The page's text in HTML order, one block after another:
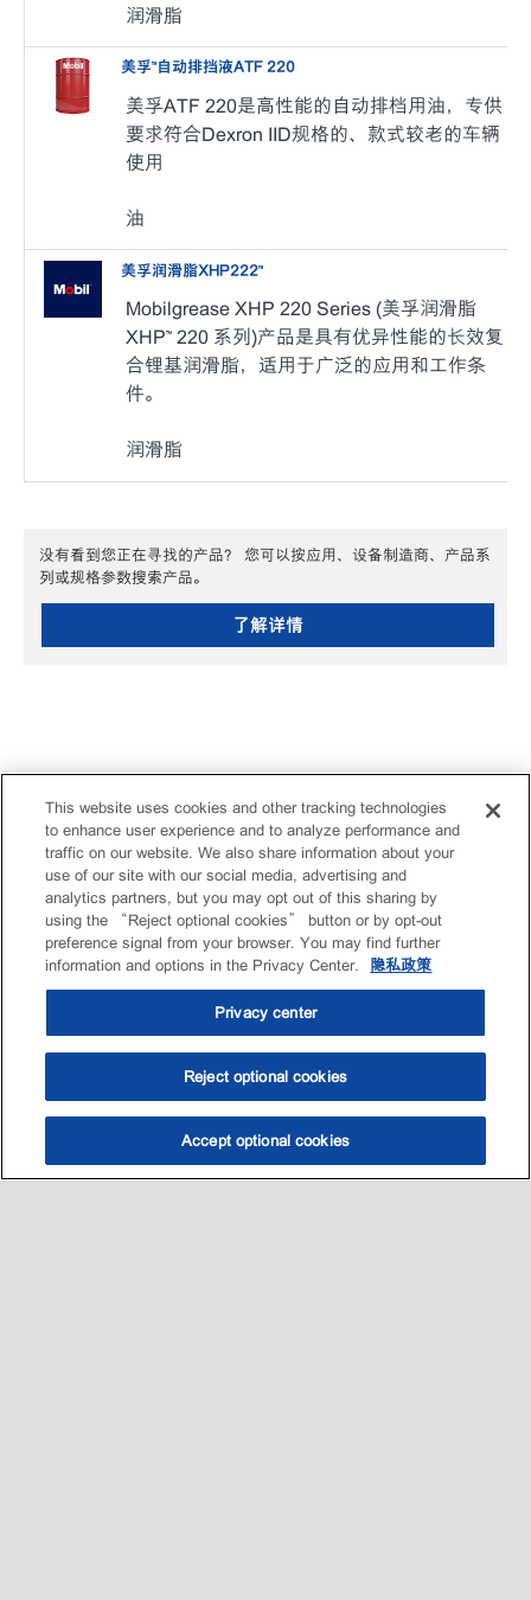
选油助手 查找门店
润滑脂
美孚™️自动排挡液ATF 220
美孚ATF 220是高性能的自动排档用油，专供
要求符合Dexron IID规格的、款式较老的车辆
使用
油
美孚润滑脂XHP222™
Mobilgrease XHP 220 Series (美孚润滑脂
XHP™ 220 系列)产品是具有优异性能的长效复
合锂基润滑脂，适用于广泛的应用和工作条
件。
润滑脂
没有看到您正在寻找的产品？ 您可以按应用、设备制造商、产品系
列或规格参数搜索产品。
了解详情
This website uses cookies and other tracking technologies
to enhance user experience and to analyze performance and
traffic on our website. We also share information about your
use of our site with our social media, advertising and
analytics partners, but you may opt out of this sharing by
using the “Reject optional cookies” button or by opt-out
preference signal from your browser. You may find further
information and options in the Privacy Center.
隐私政策
Privacy center
Reject optional cookies
Accept optional cookies